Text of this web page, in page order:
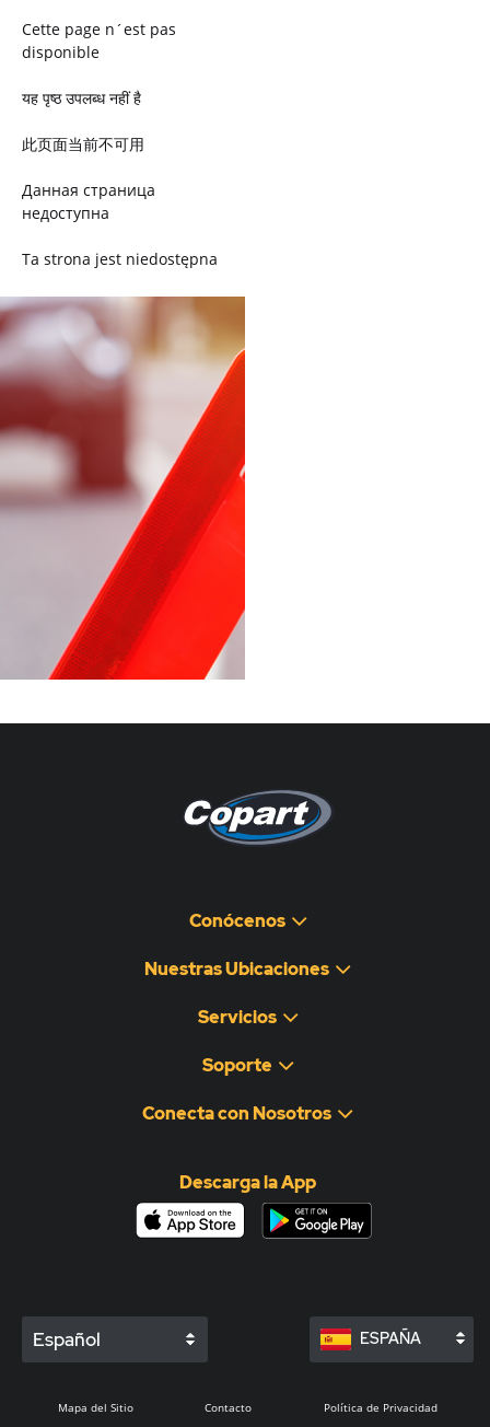
Cette page n´est pas
disponible
यह पृष्ठ उपलब्ध नहीं है
此页面当前不可用
Данная страница
недоступна
Ta strona jest niedostępna
Trang này không có
Esta página não está
disponível
このページは現在利用できま
せん
Pagina non disponibile
هذه الصفحة غير متوفرة
Conócenos
Nuestras Ubicaciones
Servicios
Soporte
Conecta con Nosotros
Descarga la App
Español ESPAÑA
Mapa del Sitio Contacto Política de Privacidad